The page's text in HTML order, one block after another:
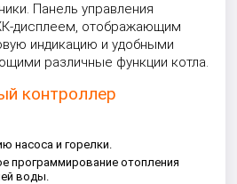
Панель управления
дисплеем, отображающим
индикацию и удобными
различные функции котла.
контроллер
насоса и горелки.
программирование отопления
воды.